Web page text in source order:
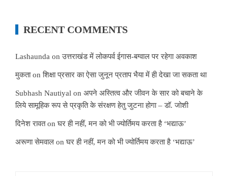
RECENT COMMENTS
Lashaunda onउत्तराखंड में लोकपर्व ईगास-बग्वाल पर रहेगा अवकाश
मुकताonशिक्षा प्रसार का ऐसा जुनून प्रताप भैया में ही देखा जा सकता था
Subhash Nautiyal on अपने अस्तित्व और जीवन के सार को बचाने के
लिये सामूहिक रूप से प्रकृति के संरक्षण हेतु जुटना होगा – डॉ. जोशी
दिनेश रावतonघर ही नहीं, मन को भी ज्योर्तिमय करता है ‘भद्याऊ’
अरूणा सेमवाल onघर ही नहीं, मन को भी ज्योर्तिमय करता है ‘भद्याऊ’